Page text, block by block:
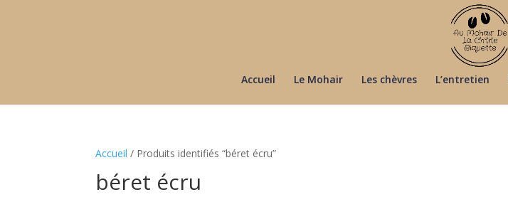
Accueil Le Mohair Les chèvres L’entretien
Accueil / Produits identifiés “béret écru”
béret écru